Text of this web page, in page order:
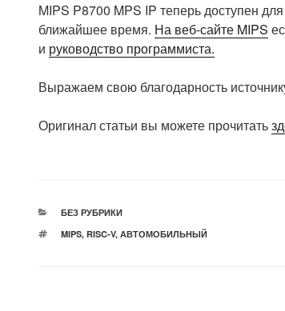
MIPS P8700 MPS IP теперь доступен
ближайшее время. На веб-сайте MIPS
и руководство программиста.
Выражаем свою благодарность
Оригинал статьи вы можете прочитать
РУБРИКИ
БЕЗ РУБРИКИ
МЕТКИ
MIPS, RISC-V, АВТОМОБИЛЬНЫЙ